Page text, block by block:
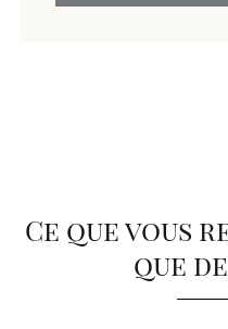
Ce que vous
que